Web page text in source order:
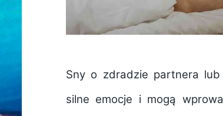
Sny o zdradzie partnera
silne emocje i mogą